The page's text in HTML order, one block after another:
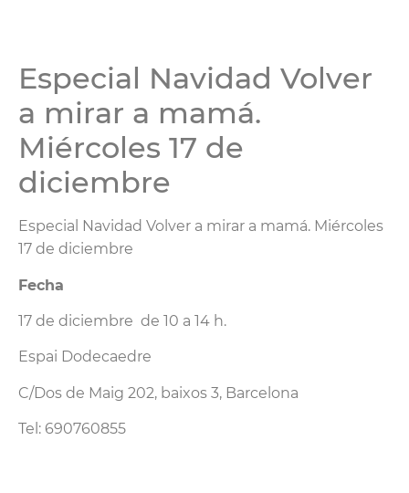
Especial Navidad Volver
a mirar a mamá.
Miércoles 17 de
diciembre
Especial Navidad Volver a mirar a mamá. Miércoles
17 de diciembre
Fecha
17 de diciembre de 10 a 14 h.
Espai Dodecaedre
C/Dos de Maig 202, baixos 3, Barcelona
Tel: 690760855